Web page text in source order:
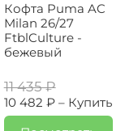
Кофта Puma AC
Milan 26/27
FtblCulture -
бежевый
11 435 ₽
10 482 ₽ – Купить